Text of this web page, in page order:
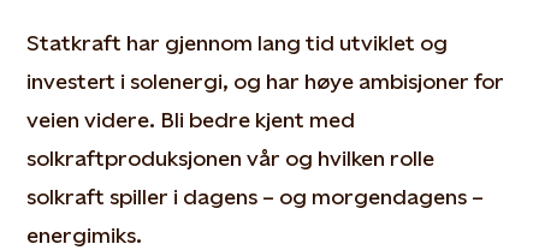
Statkraft har gjennom lang tid utviklet og
investert i solenergi, og har høye ambisjoner for
veien videre. Bli bedre kjent med
solkraftproduksjonen vår og hvilken rolle
solkraft spiller i dagens – og morgendagens –
energimiks.